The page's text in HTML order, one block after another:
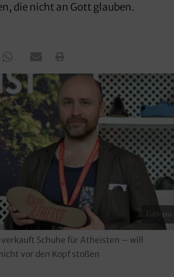
die nicht an Gott glauben.
Foto: pro
Schuhe für Atheisten – will
vor den Kopf stoßen